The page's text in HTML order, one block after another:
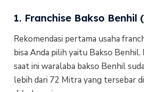
1. Franchise Bakso Benhil
Rekomendasi pertama usaha
bisa Anda pilih yaitu Bakso
saat ini waralaba bakso Benhil
lebih dari 72 Mitra yang tersebar